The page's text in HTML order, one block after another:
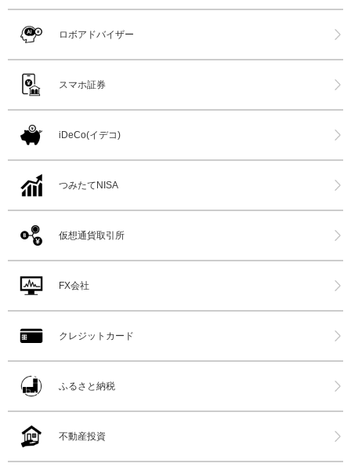
ロボアドバイザー
スマホ証券
iDeCo(イデコ)
つみたてNISA
仮想通貨取引所
FX会社
クレジットカード
ふるさと納税
不動産投資